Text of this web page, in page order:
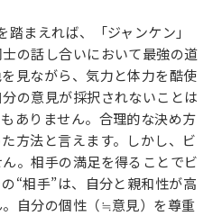
まえれば、「ジャンケン」
の話し合いにおいて最強の道
見ながら、気力と体力を酷使
の意見が採択されないことは
ありません。合理的な決め方
方法と言えます。しかし、ビ
。相手の満足を得ることでビ
“相手”は、自分と親和性が高
自分の個性（≒意見）を尊重